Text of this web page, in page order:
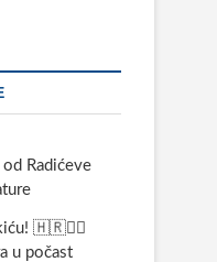
Radićeve
🇭🇷🏃‍♂️
u počast